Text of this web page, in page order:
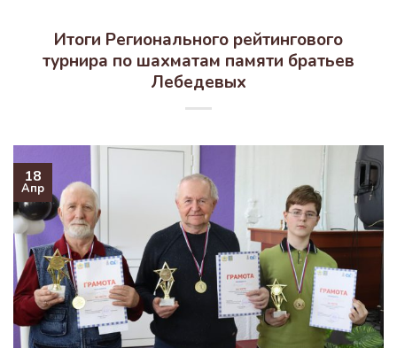
Итоги Регионального рейтингового
турнира по шахматам памяти братьев
Лебедевых
18
Апр